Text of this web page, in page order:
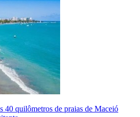
40 quilômetros de praias de Maceió